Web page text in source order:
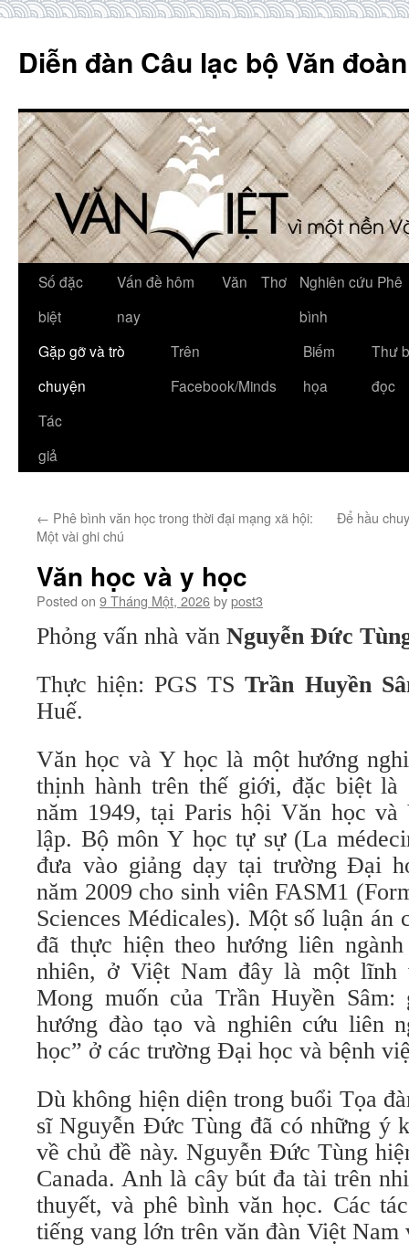
content
Diễn đàn Câu lạc bộ Văn
Số đặc
biệt
Vấn đề hôm
nay
Văn Thơ
Nghiên cứu Phê
bình
Gặp gỡ và trò
chuyện
Trên
Facebook/Minds
Biếm
họa
Thư
đọc
Tác
giả
← Phê bình văn học trong thời đại mạng xã hội:
Một vài ghi chú
Để hầu
Văn học và y học
Posted on 9 Tháng Một, 2026bypost3
Phỏng vấn nhà văn Nguyễn Đức
Thực hiện: PGS TSTrần Huyền
Huế.
Văn học và Y học là một hướng
thịnh hành trên thế giới, đặc biệt
năm 1949, tại Paris hội Văn học
lập. Bộ môn Y học tự sự (La
đưa vào giảng dạy tại trường Đại
năm 2009 cho sinh viên FASM1
Sciences Médicales). Một số luận án
đã thực hiện theo hướng liên
nhiên, ở Việt Nam đây là một lĩnh
Mong muốn của Trần Huyền
hướng đào tạo và nghiên cứu liên
học” ở các trường Đại học và bệnh
Dù không hiện diện trong buổi Tọa
sĩ Nguyễn Đức Tùng đã có những ý
về chủ đề này. Nguyễn Đức Tùng
Canada. Anh là cây bút đa tài trên
thuyết, và phê bình văn học. Các
tiếng vang lớn trên văn đàn Việt Nam